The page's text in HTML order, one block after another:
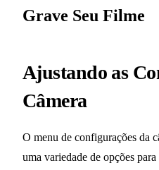
Grave Seu Filme
Ajustando as
Câmera
O menu de configurações da
uma variedade de opções para